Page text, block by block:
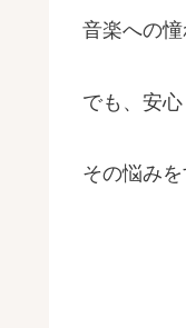
音楽への
でも、安
その悩み